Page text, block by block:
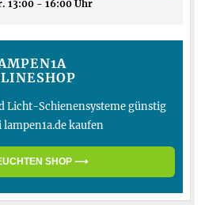
13:00 - 16:00 Uhr
Licht-Schienensysteme günstig
kaufen
SHOP ⟶